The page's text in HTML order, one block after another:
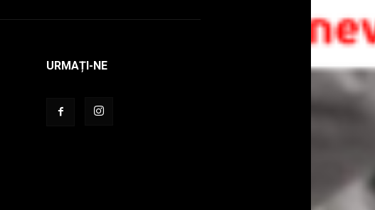
URMAȚI-NE